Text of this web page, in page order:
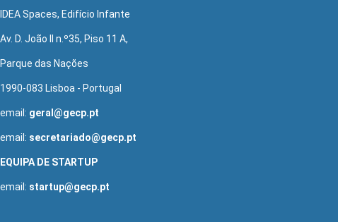
IDEA Spaces, Edifício Infante
Av. D. João II n.º35, Piso 11 A,
Parque das Nações
1990-083 Lisboa - Portugal
email: geral@gecp.pt
email: secretariado@gecp.pt
EQUIPA DE STARTUP
email: startup@gecp.pt